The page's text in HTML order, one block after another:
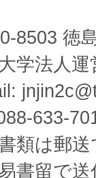
8503 徳
学法人
633-
類は郵
書留で送